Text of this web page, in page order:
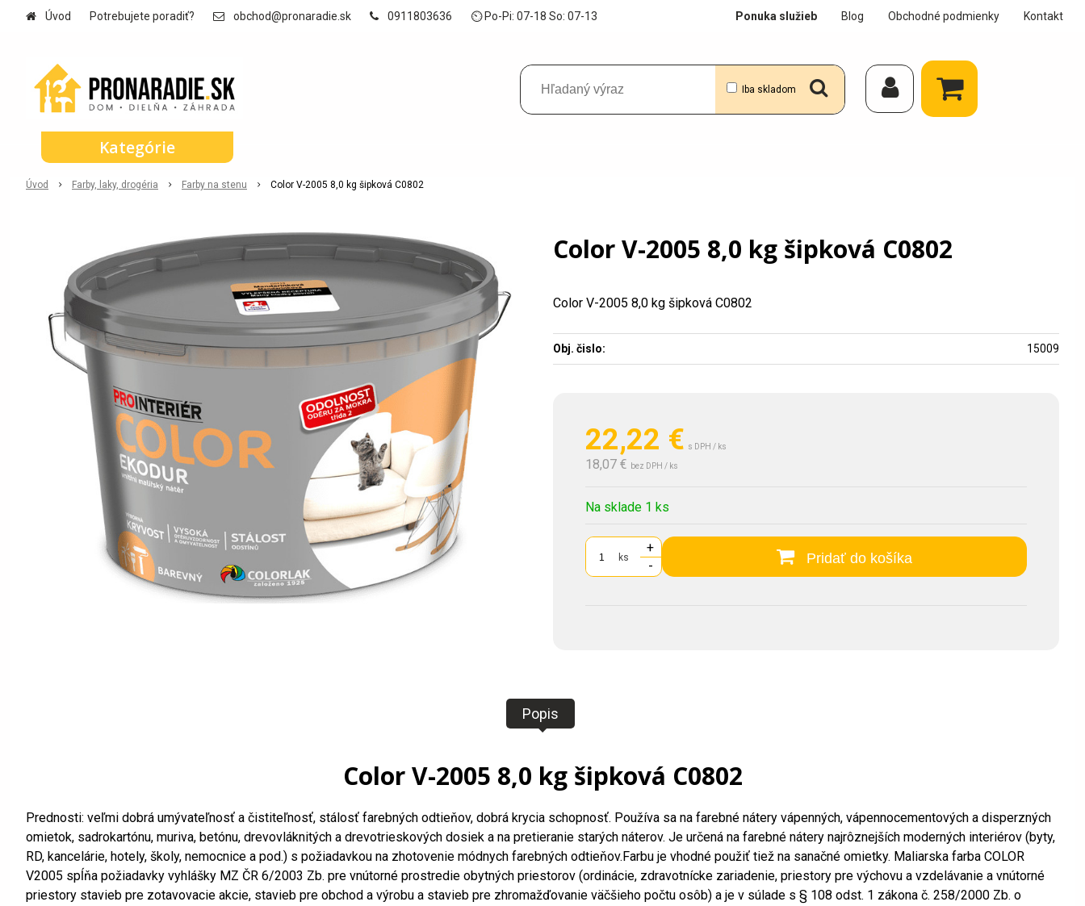
Úvod Potrebujete poradiť? obchod@pronaradie.sk 0911803636 ⏲ Po-Pi: 07-18 So: 07-13
Iba skladom
Ponuka služieb Blog Obchodné podmienky Kontakt
Úvod Farby, laky, drogéria Farby na stenu Color V-2005 8,0 kg šipková C0802
Color V-2005 8,0 kg šipková C0802
22,22 € s DPH / ks
18,07 € bez DPH / ks
Na sklade 1 ks
ks
+
-
Pridať do košíka
Color V-2005 8,0 kg šipková C0802
Obj. čislo: 15009
Popis
Color V-2005 8,0 kg šipková C0802
Prednosti: veľmi dobrá umývateľnosť a čistiteľnosť, stálosť farebných odtieňov, dobrá krycia schopnosť. Používa sa na farebné nátery vápenných, vápennocementových a disperzných
omietok, sadrokartónu, muriva, betónu, drevovláknitých a drevotrieskových dosiek a na pretieranie starých náterov. Je určená na farebné nátery najrôznejších moderných interiérov (byty,
RD, kancelárie, hotely, školy, nemocnice a pod.) s požiadavkou na zhotovenie módnych farebných odtieňov.Farbu je vhodné použiť tiež na sanačné omietky. Maliarska farba COLOR
V2005 spĺňa požiadavky vyhlášky MZ ČR 6/2003 Zb. pre vnútorné prostredie obytných priestorov (ordinácie, zdravotnícke zariadenie, priestory pre výchovu a vzdelávanie a vnútorné
priestory stavieb pre zotavovacie akcie, stavieb pre obchod a výrobu a stavieb pre zhromažďovanie väčšieho počtu osôb) a je v súlade s § 108 odst. 1 zákona č. 258/2000 Zb. o
Kategórie